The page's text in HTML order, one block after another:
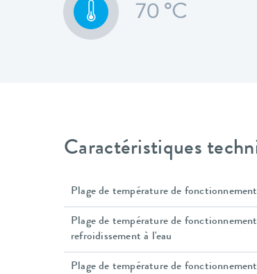
70 °C
Caractéristiques
Plage de température de fonctionnement
Plage de température de
refroidissement à l'eau
Plage de température de fonctionnement